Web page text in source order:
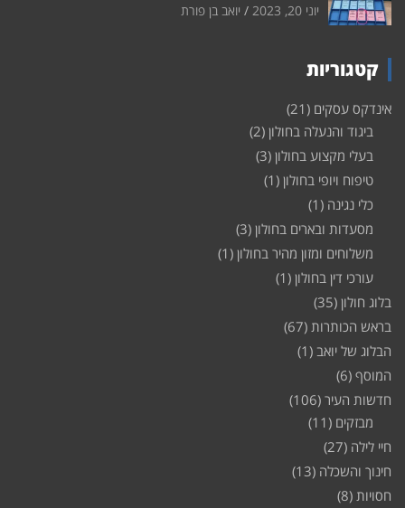
יוני 20, 2023 יואב בן פורת
קטגוריות
אינדקס עסקים (21)
ביגוד והנעלה בחולון (2)
בעלי מקצוע בחולון (3)
טיפוח ויופי בחולון (1)
כלי נגינה (1)
מסעדות ובארים בחולון (3)
משלוחים ומזון מהיר בחולון (1)
עורכי דין בחולון (1)
בלוג חולון (35)
בראש הכותרות (67)
הבלוג של יואב (1)
המוסף (6)
חדשות העיר (106)
מבזקים (11)
חיי לילה (27)
חינוך והשכלה (13)
חסויות (8)